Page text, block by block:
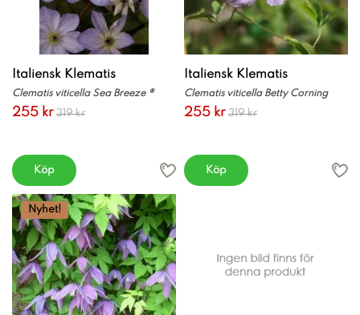
Italiensk Klematis
Clematis viticella Sea Breeze ®
255 kr 319 kr
Köp
Italiensk Klematis
Clematis viticella Betty Corning
255 kr 319 kr
Köp
Nyhet!